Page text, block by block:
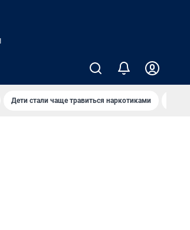
Дети стали чаще травиться наркотиками